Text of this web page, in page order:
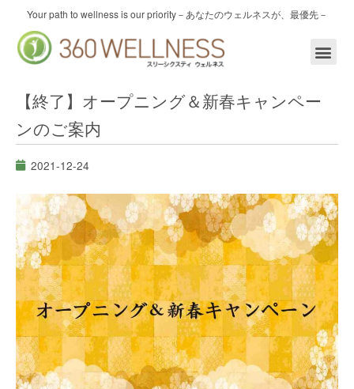
Your path to wellness is our priority－あなたのウェルネスが、最優先－
【終了】オープニング＆新春キャンペー
ンのご案内
2021-12-24